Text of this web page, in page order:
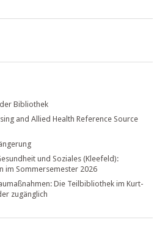
Bibliothek
and Allied Health Reference Source
und Soziales (Kleefeld):
im Sommersemester 2026
Die Teilbibliothek im Kurt-
zugänglich